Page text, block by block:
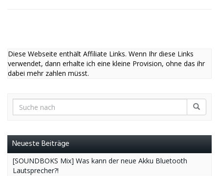
Diese Webseite enthält Affiliate Links. Wenn Ihr diese Links
verwendet, dann erhalte ich eine kleine Provision, ohne das ihr
dabei mehr zahlen müsst.
Neueste Beiträge
[SOUNDBOKS Mix] Was kann der neue Akku Bluetooth
Lautsprecher?!